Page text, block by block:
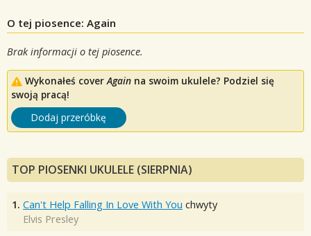
O tej piosence: Again
Brak informacji o tej piosence.
Wykonałeś coverAgain na swoim ukulele? Podziel się
swoją pracą!
Dodaj przeróbkę
TOP PIOSENKI UKULELE (SIERPNIA)
1. Can't Help Falling In Love With You chwyty
Elvis Presley